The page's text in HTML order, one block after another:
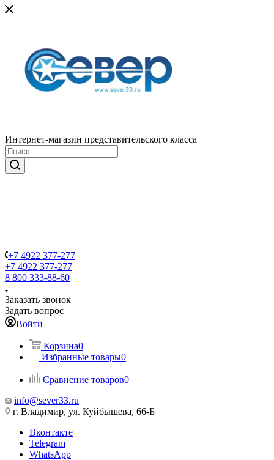
Интернет-магазин представительского класса
+7 4922 377-277
+7 4922 377-277
8 800 333-88-60
Заказать звонок
Задать вопрос
Войти
Корзина0
Избранные товары0
Сравнение товаров0
info@sever33.ru
г. Владимир, ул. Куйбышева, 66-Б
Вконтакте
Telegram
WhatsApp